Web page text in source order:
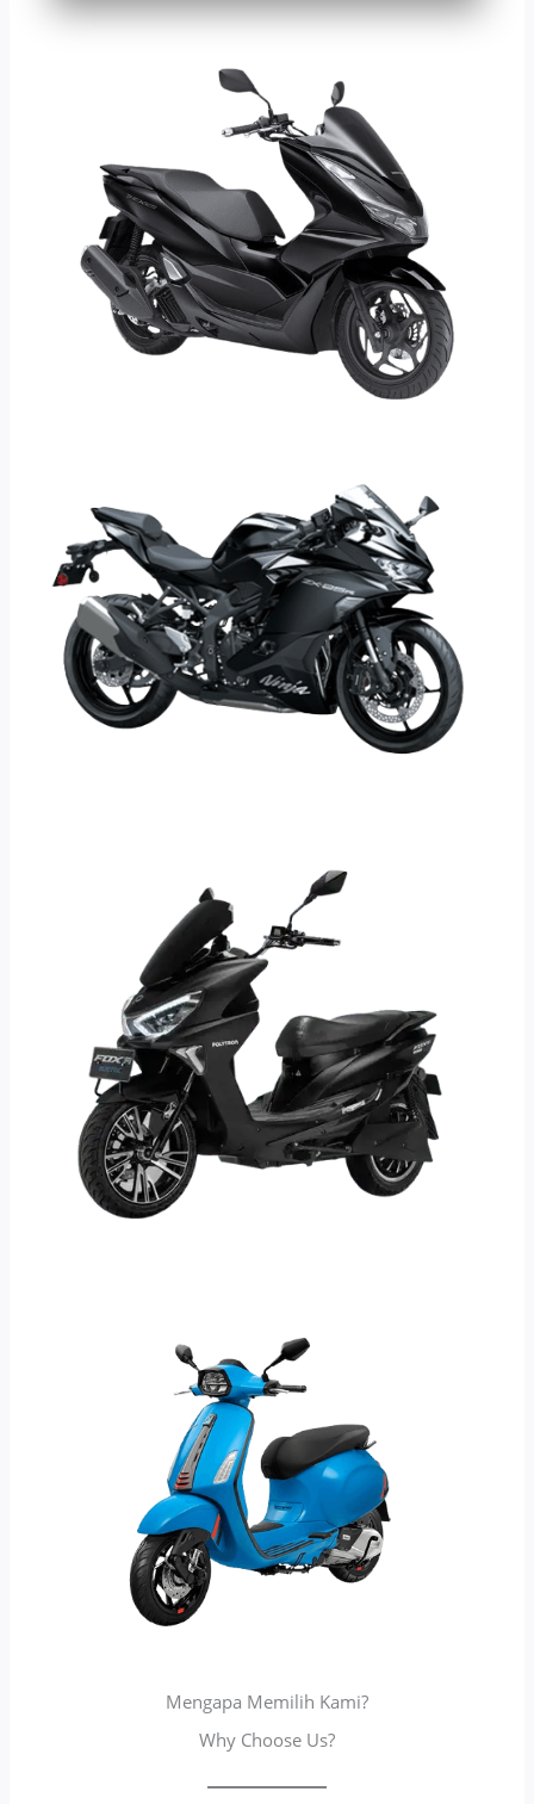
Mengapa Memilih Kami?
Why Choose Us?